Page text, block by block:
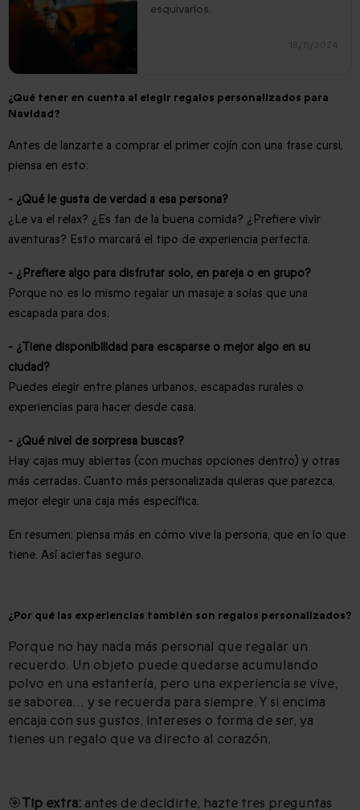
esquivarlos.
18/11/2024
¿Qué tener en cuenta al elegir regalos personalizados para
Navidad?
Antes de lanzarte a comprar el primer cojín con una frase cursi,
piensa en esto:
- ¿Qué le gusta de verdad a esa persona?
¿Le va el relax? ¿Es fan de la buena comida? ¿Prefiere vivir
aventuras? Esto marcará el tipo de experiencia perfecta.
- ¿Prefiere algo para disfrutar solo, en pareja o en grupo?
Porque no es lo mismo regalar un masaje a solas que una
escapada para dos.
- ¿Tiene disponibilidad para escaparse o mejor algo en su
ciudad?
Puedes elegir entre planes urbanos, escapadas rurales o
experiencias para hacer desde casa.
- ¿Qué nivel de sorpresa buscas?
Hay cajas muy abiertas (con muchas opciones dentro) y otras
más cerradas. Cuanto más personalizada quieras que parezca,
mejor elegir una caja más específica.
En resumen: piensa más en cómo vive la persona, que en lo que
tiene. Así aciertas seguro.
¿Por qué las experiencias también son regalos personalizados?
Porque no hay nada más personal que regalar un
recuerdo. Un objeto puede quedarse acumulando
polvo en una estantería, pero una experiencia se vive,
se saborea… y se recuerda para siempre. Y si encima
encaja con sus gustos, intereses o forma de ser, ya
tienes un regalo que va directo al corazón.
🎯Tip extra: antes de decidirte, hazte tres preguntas